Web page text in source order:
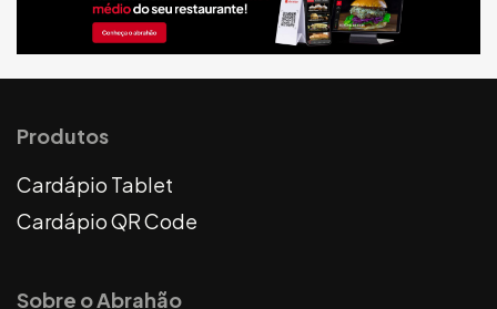
Produtos
Cardápio Tablet
Cardápio QR Code
Sobre o Abrahão